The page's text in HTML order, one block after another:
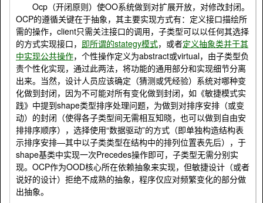
Ocp （开闭原则）使OO系统做到对扩展开放，对修改封闭。
OCP的遵循关键在于抽象，其主要实现方式有：定义接口描绘所
需的操作， client只需关注接口的调用，子类型可以以任何其选择
的方式实现接口， 即所谓的stategy模式，或者定义抽象类并于其
中实现公共操作，个性操作定义为abstract或virtual，由子类型负
责个性化实现，通过此两法，将功能的通用部分和实现细节分离
出来。当然，设计人员应该确定（猜测或凭经验）系统对哪种变
化做到封闭，因为不可能对所有变化做到封闭，如《敏捷模式实
践》中提到shape类型排序处理问题，为做到对排序安排（或变
动）的封闭（使得各子类型间无需相互知晓，也可以做到自由安
排排序顺序），选择使用“数据驱动”的方式（即单独构造结构表
示排序安排—其中以子类类型在结构中的排列位置表先后），于
shape基类中实现一次Precedes操作即可，子类型无需分别实
现。 OCP作为OOD核心所在依赖抽象来实现，但敏捷设计（或者
说好的设计）拒绝不成熟的抽象，程序仅应对频繁变化的部分做
出抽象。